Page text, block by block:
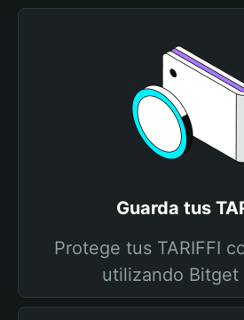
Guarda tus
Protege tus TARIFFI
utilizando Bitget